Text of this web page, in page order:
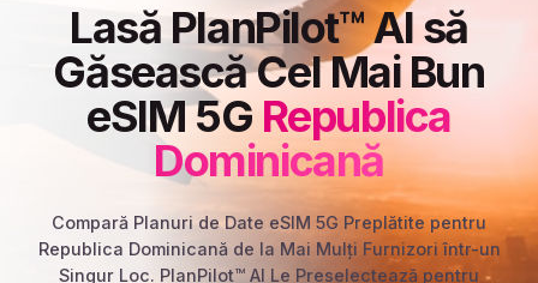
Lasă PlanPilot™ AI să
Găsească Cel Mai Bun
eSIM 5G Republica
Dominicană
Compară Planuri de Date eSIM 5G Preplătite pentru
Republica Dominicană de la Mai Mulți Furnizori într-un
Singur Loc. PlanPilot™ AI Le Preselectează pentru